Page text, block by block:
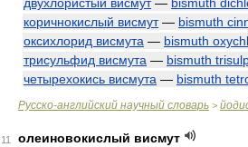
коричнокислый висмут— bismuth
оксихлорид висмута — bismuth
трисульфид висмута — bismuth
четырехокись висмута — bismuth
Русско-английский научный словарь >
11
олеиновокислый висмут